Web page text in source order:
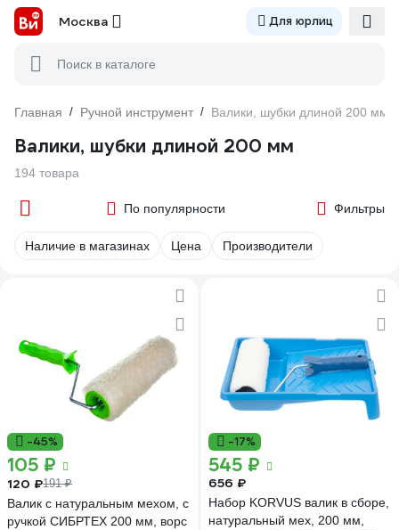
Москва Для юрлиц
Поиск в каталоге
Главная / Ручной инструмент / Валики, шубки длиной 200 мм
Валики, шубки длиной 200 мм
194 товара
По популярности Фильтры
Наличие в магазинах Цена Производители
-45%
105 ₽
120 ₽191 ₽
Валик с натуральным мехом, с
ручкой СИБРТЕХ 200 мм, ворс
-17%
545 ₽
656 ₽
Набор KORVUS валик в сборе,
натуральный мех, 200 мм,